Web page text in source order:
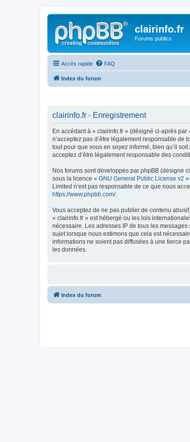
clairinfo.fr
Forums publics
Accès rapide FAQ
Index du forum
clairinfo.fr - Enregistrement
En accédant à « clairinfo.fr » (désigné ci-après
n’acceptez pas d’être légalement responsable de
tout pour que vous en soyez informé, bien qu’il
acceptez d’être légalement responsable des
Nos forums sont développés par phpBB (désigné
sous la licence « GNU General Public License v2 »
Limited n’est pas responsable de ce que nous
https://www.phpbb.com/.
Vous acceptez de ne pas publier de contenu
« clairinfo.fr » est hébergé ou les lois
nécessaire. Les adresses IP de tous les
sujet lorsque nous estimons que cela est
informations ne soient pas diffusées à une tierce
les données.
Index du forum